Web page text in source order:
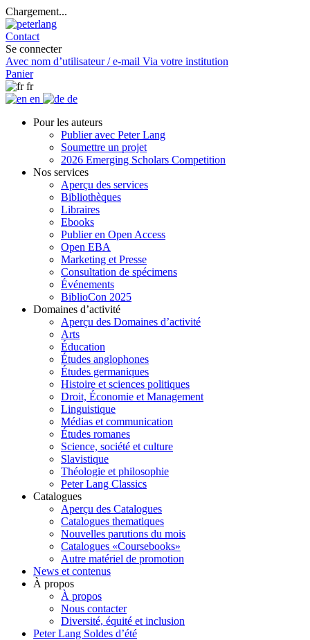
Chargement...
Contact
Se connecter
Avec nom d’utilisateur / e-mail Via votre institution
Panier
fr
en
de
Pour les auteurs
Publier avec Peter Lang
Soumettre un projet
2026 Emerging Scholars Competition
Nos services
Aperçu des services
Bibliothèques
Libraires
Ebooks
Publier en Open Access
Open EBA
Marketing et Presse
Consultation de spécimens
Événements
BiblioCon 2025
Domaines d’activité
Aperçu des Domaines d’activité
Arts
Éducation
Études anglophones
Études germaniques
Histoire et sciences politiques
Droit, Économie et Management
Linguistique
Médias et communication
Études romanes
Science, société et culture
Slavistique
Théologie et philosophie
Peter Lang Classics
Catalogues
Aperçu des Catalogues
Catalogues thematiques
Nouvelles parutions du mois
Catalogues «Coursebooks»
Autre matériel de promotion
News et contenus
À propos
À propos
Nous contacter
Diversité, équité et inclusion
Peter Lang Soldes d’été